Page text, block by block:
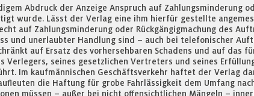
Abdruck der Anzeige Anspruch auf Zahlungsminderung
wurde. Lässt der Verlag eine ihm hierfür gestellte
auf Zahlungsminderung oder Rückgängigmachung des
und unerlaubter Handlung sind – auch bei telefonischer
auf Ersatz des vorhersehbaren Schadens und auf das
seines gesetzlichen Vertreters und seines
Im kaufmännischen Geschäftsverkehr haftet der Verlag
die Haftung für grobe Fahrlässigkeit dem Umfang
müssen – außer bei nicht offensichtlichen Mängeln –